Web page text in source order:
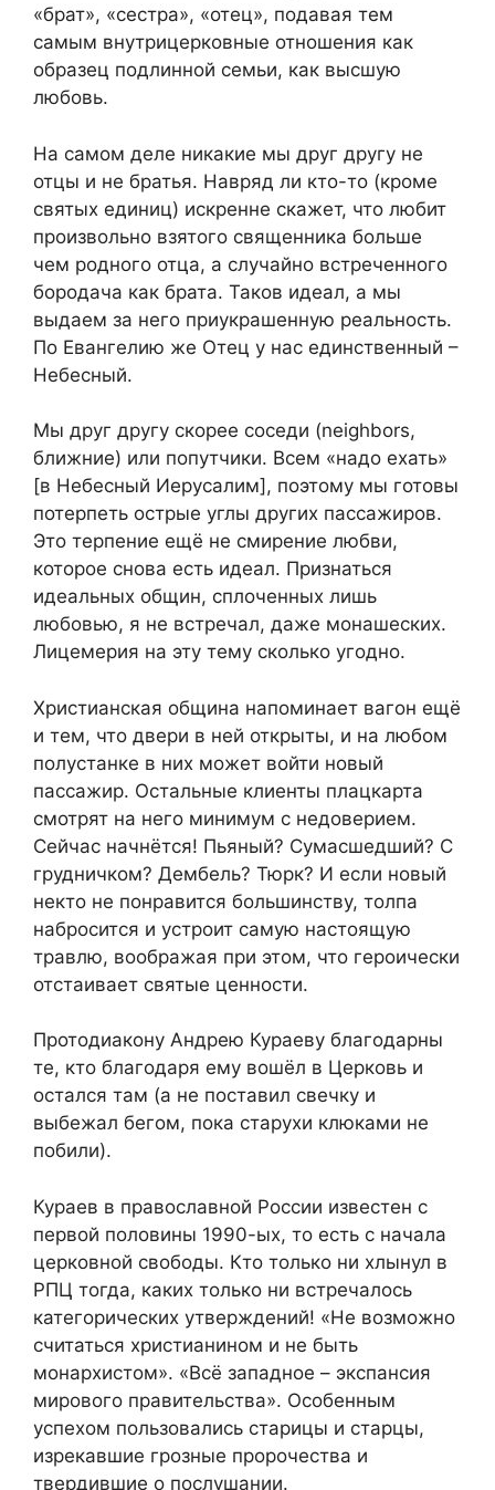
«брат», «сестра», «отец», подавая тем
самым внутрицерковные отношения как
образец подлинной семьи, как высшую
любовь.
На самом деле никакие мы друг другу не
отцы и не братья. Навряд ли кто-то (кроме
святых единиц) искренне скажет, что любит
произвольно взятого священника больше
чем родного отца, а случайно встреченного
бородача как брата. Таков идеал, а мы
выдаем за него приукрашенную реальность.
По Евангелию же Отец у нас единственный –
Небесный.
Мы друг другу скорее соседи (neighbors,
ближние) или попутчики. Всем «надо ехать»
[в Небесный Иерусалим], поэтому мы готовы
потерпеть острые углы других пассажиров.
Это терпение ещё не смирение любви,
которое снова есть идеал. Признаться
идеальных общин, сплоченных лишь
любовью, я не встречал, даже монашеских.
Лицемерия на эту тему сколько угодно.
Христианская община напоминает вагон ещё
и тем, что двери в ней открыты, и на любом
полустанке в них может войти новый
пассажир. Остальные клиенты плацкарта
смотрят на него минимум с недоверием.
Сейчас начнётся! Пьяный? Сумасшедший? С
грудничком? Дембель? Тюрк? И если новый
некто не понравится большинству, толпа
набросится и устроит самую настоящую
травлю, воображая при этом, что героически
отстаивает святые ценности.
Протодиакону Андрею Кураеву благодарны
те, кто благодаря ему вошёл в Церковь и
остался там (а не поставил свечку и
выбежал бегом, пока старухи клюками не
побили).
Кураев в православной России известен с
первой половины 1990-ых, то есть с начала
церковной свободы. Кто только ни хлынул в
РПЦ тогда, каких только ни встречалось
категорических утверждений! «Не возможно
считаться христианином и не быть
монархистом». «Всё западное – экспансия
мирового правительства». Особенным
успехом пользовались старицы и старцы,
изрекавшие грозные пророчества и
твердившие о послушании.